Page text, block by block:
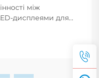
між
дисплеями для